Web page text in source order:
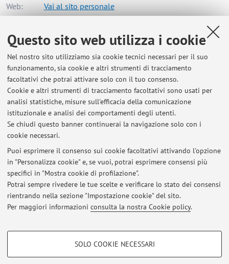
Questo sito web utilizza i cookie
Nel nostro sito utilizziamo sia cookie tecnici necessari per il suo
funzionamento, sia cookie e altri strumenti di tracciamento
facoltativi che potrai attivare solo con il tuo consenso.
Cookie e altri strumenti di tracciamento facoltativi sono usati per
analisi statistiche, misure sull'efficacia della comunicazione
istituzionale e analisi dei comportamenti degli utenti.
Se chiudi questo banner continuerai la navigazione solo con i
cookie necessari.
Puoi esprimere il consenso sui cookie facoltativi attivando l'opzione
in "Personalizza cookie" e, se vuoi, potrai esprimere consensi più
specifici in "Mostra cookie di profilazione".
Potrai sempre rivedere le tue scelte e verificare lo stato dei consensi
rientrando nella sezione "Impostazione cookie" del sito.
Per maggiori informazioni consulta la nostra Cookie policy.
COOKIE DI PROFILAZIONE - FACOLTATIVI
SOLO COOKIE NECESSARI
Web:
Vai al sito personale
Dipartimento di Scienze Biomediche e Neuromotorie
Via Massarenti 9, Bologna -Vai alla mappa
Risorse in rete
ORCID
Ultimi avvisi
Al momento non sono presenti avvisi.
Area riservata